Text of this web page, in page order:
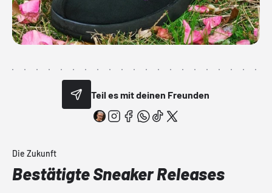
Teil es mit deinen Freunden
Die Zukunft
Bestätigte Sneaker Releases